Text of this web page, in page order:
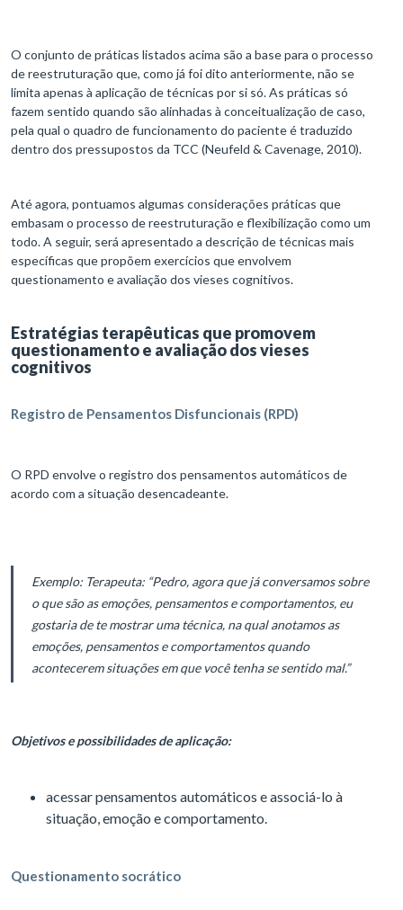
O conjunto de práticas listados acima são a base para o processo
de reestruturação que, como já foi dito anteriormente, não se
limita apenas à aplicação de técnicas por si só. As práticas só
fazem sentido quando são alinhadas à conceitualização de caso,
pela qual o quadro de funcionamento do paciente é traduzido
dentro dos pressupostos da TCC (Neufeld & Cavenage, 2010).
Até agora, pontuamos algumas considerações práticas que
embasam o processo de reestruturação e flexibilização como um
todo. A seguir, será apresentado a descrição de técnicas mais
específicas que propõem exercícios que envolvem
questionamento e avaliação dos vieses cognitivos.
Estratégias terapêuticas que promovem
questionamento e avaliação dos vieses
cognitivos
Registro de Pensamentos Disfuncionais (RPD)
O RPD envolve o registro dos pensamentos automáticos de
acordo com a situação desencadeante.
Exemplo: Terapeuta: “Pedro, agora que já conversamos sobre
o que são as emoções, pensamentos e comportamentos, eu
gostaria de te mostrar uma técnica, na qual anotamos as
emoções, pensamentos e comportamentos quando
acontecerem situações em que você tenha se sentido mal.”
Objetivos e possibilidades de aplicação:
acessar pensamentos automáticos e associá-lo à
situação, emoção e comportamento.
Questionamento socrático